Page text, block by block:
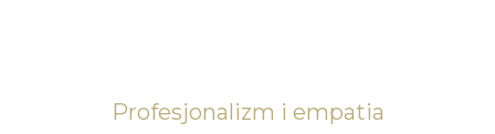
Profesjonalizm i empatia